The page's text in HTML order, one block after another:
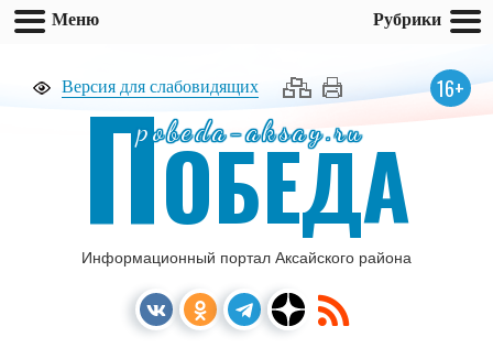
Версия для слабовидящих 16+
pobeda-aksay.ru
ПОБЕДА
Информационный портал Аксайского района
Меню Рубрики